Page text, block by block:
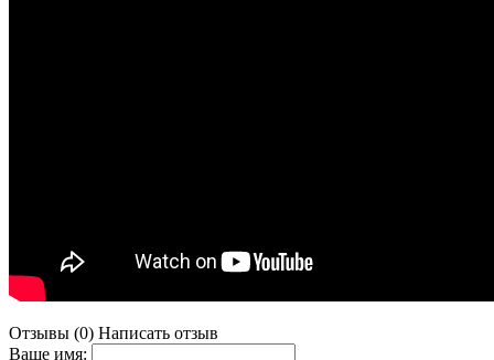
Отзывы (0) Написать отзыв
Ваше имя: